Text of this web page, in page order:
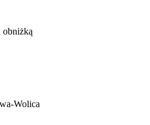
obniżką
Wolica